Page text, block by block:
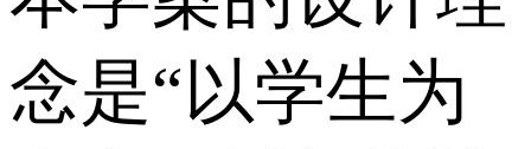
念是“以学生为